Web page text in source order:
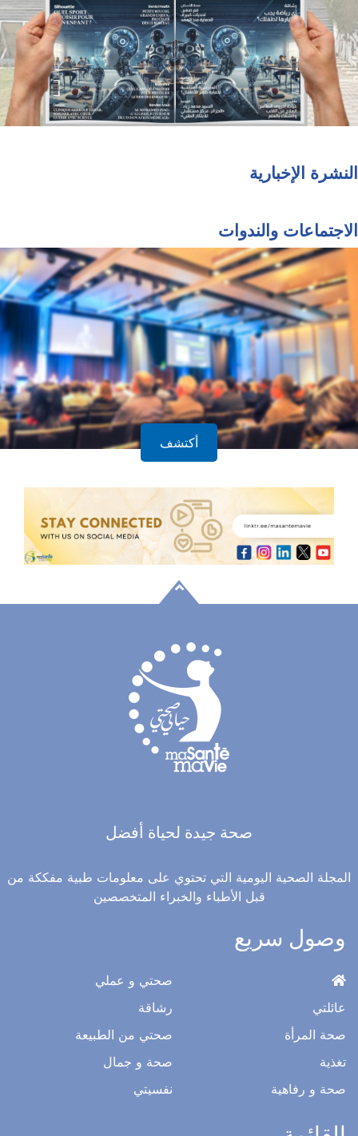
النشرة الإخبارية
الاجتماعات والندوات
أكتشف
صحة جيدة لحياة أفضل
المجلة الصحية اليومية التي تحتوي على معلومات طبية مفككة من
قبل الأطباء والخبراء المتخصصين
وصول سريع
عائلتي
صحة المرأة
تغذية
صحة و رفاهية
صحتي و عملي
رشاقة
صحتي من الطبيعة
صحة و جمال
نفسيتي